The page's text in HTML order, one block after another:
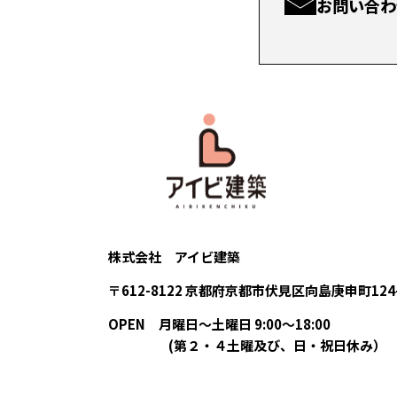
お問い合
株式会社 アイビ建築
〒612-8122 京都府京都市伏見区向島庚申町
OPEN 月曜日〜土曜日 9:00〜18:00
(第２・４土曜及び、日・祝日休み）